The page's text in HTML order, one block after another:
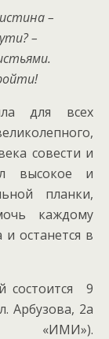
–
–
для всех
совести и
высокое и
планки,
каждому
останется в
состоится 9
Арбузова, 2а